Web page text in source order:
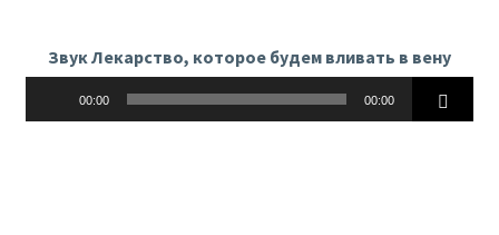
Звук Лекарство, которое будем вливать в вену
00:00 00:00